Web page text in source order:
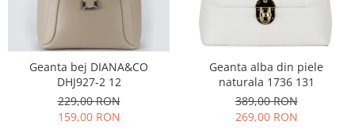
Geanta bej DIANA&CO
DHJ927-2 12
229,00 RON
159,00 RON
Geanta alba din piele
naturala 1736 131
389,00 RON
269,00 RON